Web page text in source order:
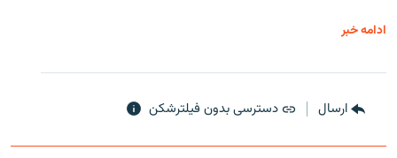
ادامه خبر
ارسال دسترسی بدون فیلترشکن